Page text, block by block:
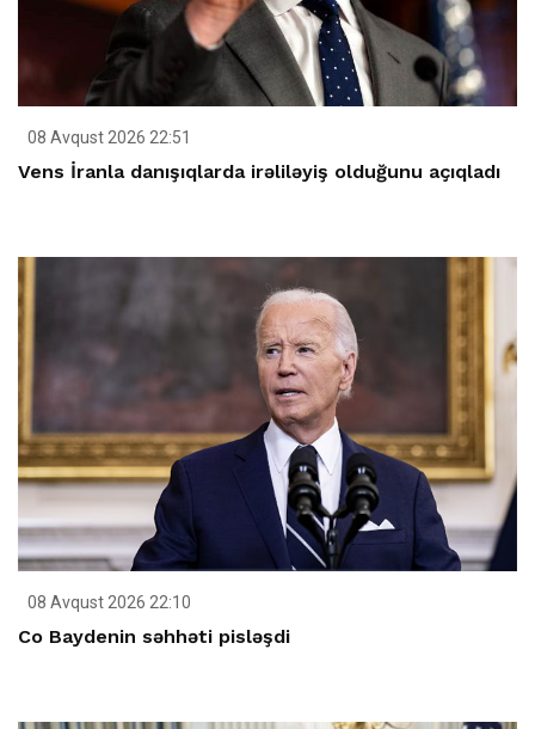
08 Avqust 2026 22:51
Vens İranla danışıqlarda irəliləyiş olduğunu açıqladı
08 Avqust 2026 22:10
Co Baydenin səhhəti pisləşdi